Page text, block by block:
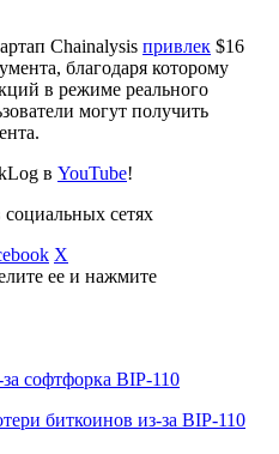
Chainalysis привлек $16
благодаря которому
в режиме реального
могут получить
в YouTube!
сетях
X
ее и нажмите
софтфорка BIP-110
биткоинов из-за BIP-110